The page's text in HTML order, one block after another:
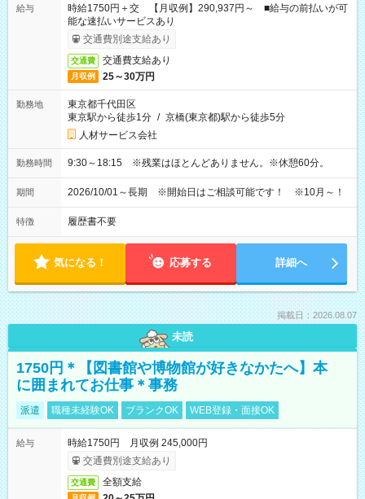
給与
時給1750円＋交 【月収例】290,937円～ ■給与の前払いが可
能な速払いサービスあり
交通費別途支給あり
交通費 交通費支給あり
月収例 25～30万円
勤務地
東京都千代田区
東京駅から徒歩1分 / 京橋(東京都)駅から徒歩5分
人材サービス会社
勤務時間 9:30～18:15 ※残業はほとんどありません。※休憩60分。
期間 2026/10/01～長期 ※開始日はご相談可能です！ ※10月～！
特徴 履歴書不要
気になる！ 応募する 詳細へ
掲載日：2026.08.07
未読
1750円＊【図書館や博物館が好きなかたへ】本
に囲まれてお仕事＊事務
派遣 職種未経験OK ブランクOK WEB登録・面接OK
給与
時給1750円 月収例 245,000円
交通費別途支給あり
交通費 全額支給